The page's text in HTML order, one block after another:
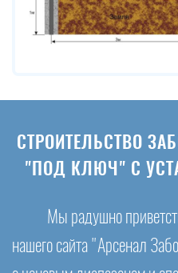
СТРОИТЕЛЬСТВО
"ПОД КЛЮЧ" С
Мы радушно
нашего сайта "Арсенал